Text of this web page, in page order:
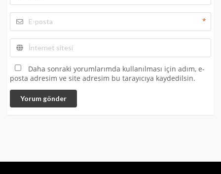
*
Daha sonraki yorumlarımda kullanılması için adım, e-
posta adresim ve site adresim bu tarayıcıya kaydedilsin.
Yorum gönder